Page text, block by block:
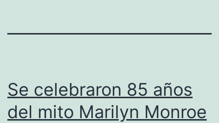
Se celebraron 85 años
del mito Marilyn Monroe